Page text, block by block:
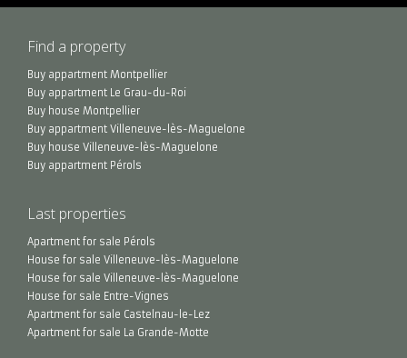
Find a property
Buy appartment Montpellier
Buy appartment Le Grau-du-Roi
Buy house Montpellier
Buy appartment Villeneuve-lès-Maguelone
Buy house Villeneuve-lès-Maguelone
Buy appartment Pérols
Last properties
Apartment for sale Pérols
House for sale Villeneuve-lès-Maguelone
House for sale Villeneuve-lès-Maguelone
House for sale Entre-Vignes
Apartment for sale Castelnau-le-Lez
Apartment for sale La Grande-Motte